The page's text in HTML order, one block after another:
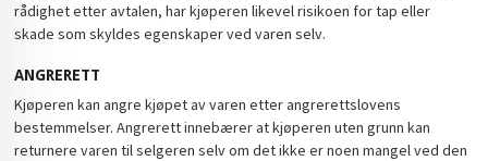
rådighet etter avtalen, har kjøperen likevel risikoen for tap eller
skade som skyldes egenskaper ved varen selv.
ANGRERETT
Kjøperen kan angre kjøpet av varen etter angrerettslovens
bestemmelser. Angrerett innebærer at kjøperen uten grunn kan
returnere varen til selgeren selv om det ikke er noen mangel ved den